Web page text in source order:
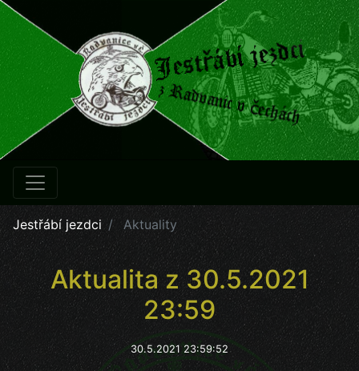
Jestřábí jezdci Aktuality
Aktualita z 30.5.2021
23:59
30.5.2021 23:59:52